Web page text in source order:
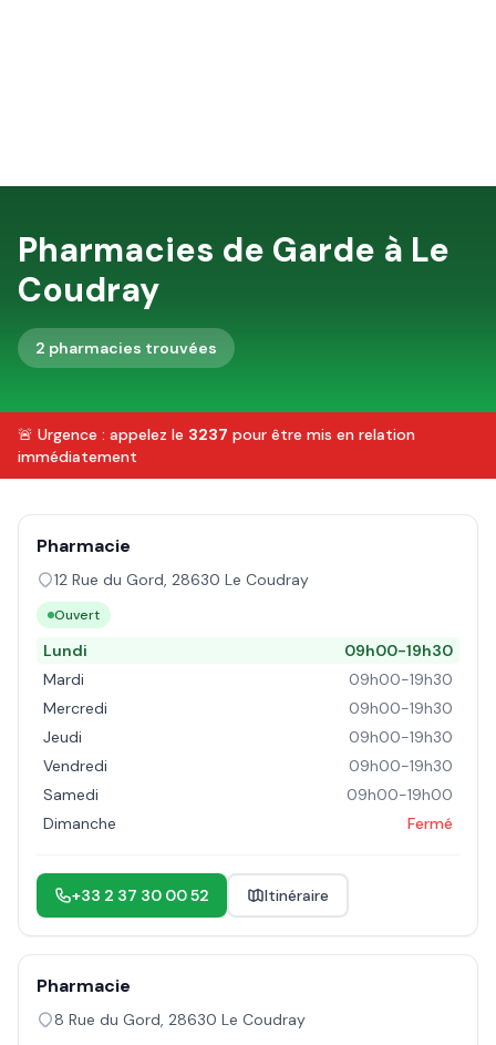
Pharmacies de Garde à Le
Coudray
2 pharmacies trouvées
🚨 Urgence : appelez le 3237 pour être mis en relation
immédiatement
Pharmacie
12 Rue du Gord, 28630 Le Coudray
Ouvert
Lundi
09h00-19h30
Mardi
09h00-19h30
Mercredi
09h00-19h30
Jeudi
09h00-19h30
Vendredi
09h00-19h30
Samedi
09h00-19h00
Dimanche
Fermé
+33 2 37 30 00 52 Itinéraire
Pharmacie
8 Rue du Gord, 28630 Le Coudray